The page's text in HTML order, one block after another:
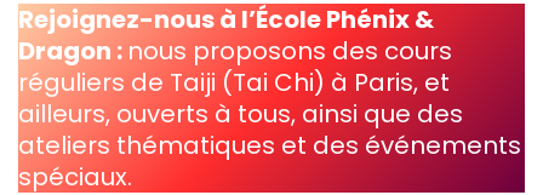
Rejoignez-nous à l’École Phénix &
Dragon : nous proposons des cours
réguliers de Taiji (Tai Chi) à Paris, et
ailleurs, ouverts à tous, ainsi que des
ateliers thématiques et des événements
spéciaux.